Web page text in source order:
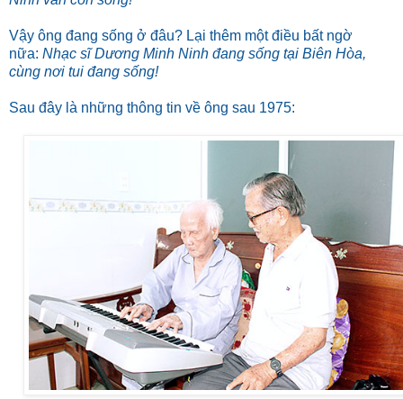
Vậy ông đang sống ở đâu? Lại thêm một điều bất ngờ
nữa: Nhạc sĩ Dương Minh Ninh đang sống tại Biên Hòa,
cùng nơi tui đang sống!
Sau đây là những thông tin về ông sau 1975: